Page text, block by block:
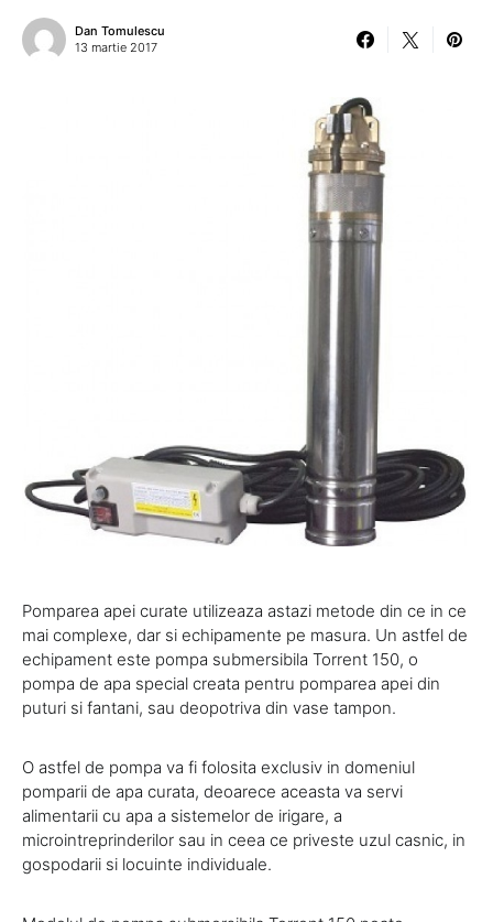
Dan Tomulescu
13 martie 2017
Pomparea apei curate utilizeaza astazi metode din ce in ce
mai complexe, dar si echipamente pe masura. Un astfel de
echipament este pompa submersibila Torrent 150, o
pompa de apa special creata pentru pomparea apei din
puturi si fantani, sau deopotriva din vase tampon.
O astfel de pompa va fi folosita exclusiv in domeniul
pomparii de apa curata, deoarece aceasta va servi
alimentarii cu apa a sistemelor de irigare, a
microintreprinderilor sau in ceea ce priveste uzul casnic, in
gospodarii si locuinte individuale.